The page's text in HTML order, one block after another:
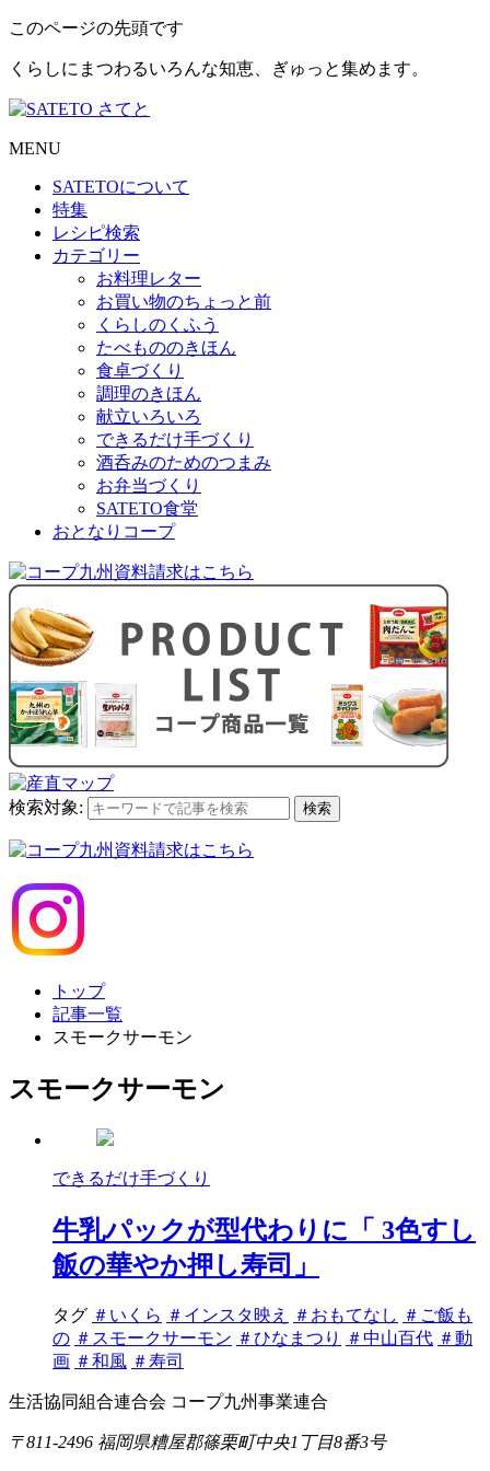
このページの先頭です
くらしにまつわるいろんな知恵、ぎゅっと集めます。
MENU
SATETOについて
特集
レシピ検索
カテゴリー
お料理レター
お買い物のちょっと前
くらしのくふう
たべもののきほん
食卓づくり
調理のきほん
献立いろいろ
できるだけ手づくり
酒呑みのためのつまみ
お弁当づくり
SATETO食堂
おとなりコープ
検索対象: 検索
トップ
記事一覧
スモークサーモン
スモークサーモン
できるだけ手づくり
牛乳パックが型代わりに「 3色すし
飯の華やか押し寿司」
タグ ＃いくら ＃インスタ映え ＃おもてなし ＃ご飯も
の ＃スモークサーモン ＃ひなまつり ＃中山百代 ＃動
画 ＃和風 ＃寿司
生活協同組合連合会 コープ九州事業連合
〒811-2496 福岡県糟屋郡篠栗町中央1丁目8番3号